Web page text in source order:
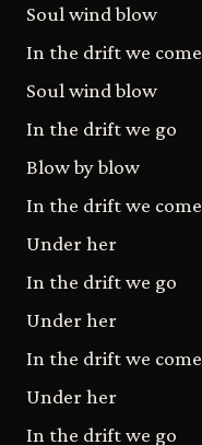
Soul wind blow
In the drift we come
Soul wind blow
In the drift we go
Blow by blow
In the drift we come
Under her
In the drift we go
Under her
In the drift we come
Under her
In the drift we go